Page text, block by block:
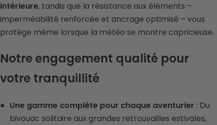
intérieure, tandis que la résistance aux éléments –
imperméabilité renforcée et ancrage optimisé – vous
protège même lorsque la météo se montre capricieuse.
Notre engagement qualité pour
votre tranquillité
Une gamme complète pour chaque aventurier : Du
bivouac solitaire aux grandes retrouvailles estivales,